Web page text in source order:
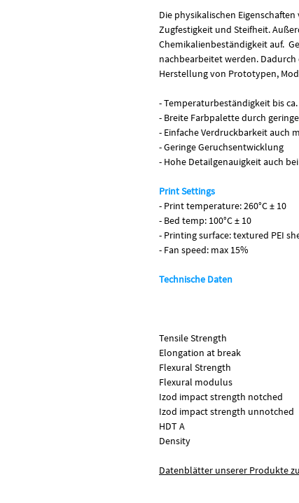
Die physikalischen
Zugfestigkeit und Steifheit.
Chemikalienbeständigkeit auf.
nachbearbeitet werden.
Herstellung von Prototypen,
- Temperaturbeständigkeit bis ca.
- Breite Farbpalette durch
- Einfache Verdruckbarkeit auch
- Geringe Geruchsentwicklung
- Hohe Detailgenauigkeit auch
Print Settings
- Print temperature: 260°C ± 10
- Bed temp: 100°C ± 10
- Printing surface: textured PEI
- Fan speed: max 15%
Technische Daten
Tensile Strength
Elongation at break
Flexural Strength
Flexural modulus
Izod impact strength notched
Izod impact strength
HDT A
Density
Datenblätter unserer Produkte